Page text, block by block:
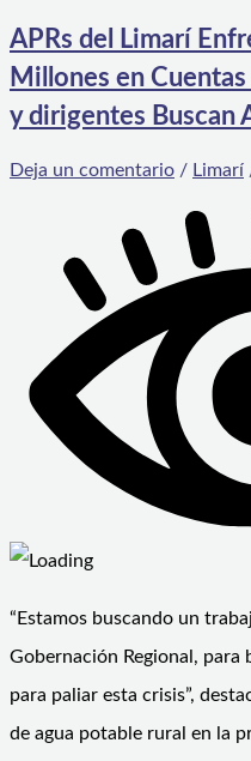
APRs del Limarí
Millones en
y dirigentes Buscan
Deja un comentario / Limarí
“Estamos buscando un
Gobernación Regional, para
para paliar esta crisis”,
de agua potable rural en la